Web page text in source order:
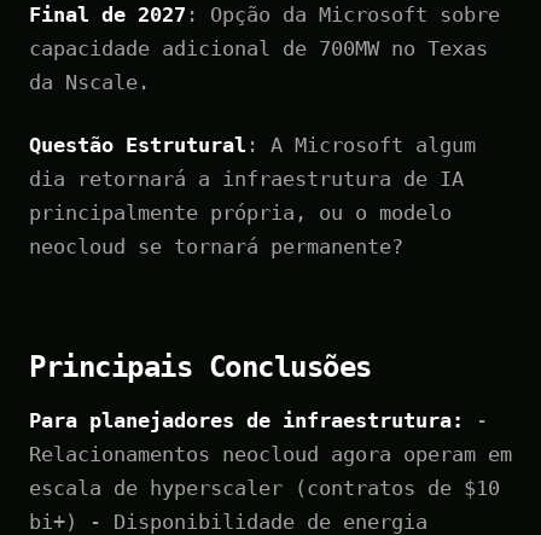
Final de 2027 : Opção da Microsoft sobre
capacidade adicional de 700MW no Texas
da Nscale.
Questão Estrutural : A Microsoft algum
dia retornará a infraestrutura de IA
principalmente própria, ou o modelo
neocloud se tornará permanente?
Principais Conclusões
Para planejadores de infraestrutura:
-
Relacionamentos neocloud agora operam em
escala de hyperscaler (contratos de $10
bi+) - Disponibilidade de energia